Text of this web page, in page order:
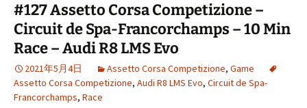
#127 Assetto Corsa Competizione –
Circuit de Spa-Francorchamps – 10 Min
Race – Audi R8 LMS Evo
2021年5月4日 Assetto Corsa Competizione, Game
Assetto Corsa Competizione, Audi R8 LMS Evo, Circuit de Spa-
Francorchamps, Race